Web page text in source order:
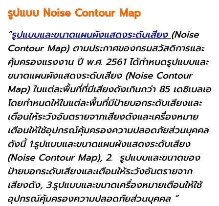
รูปแบบ Noise Contour Map
“รูปแบบและขนาดแผนผังแสดงระดับเสียง (Noise
Contour Map) ตามประกาศของกรมสวัสดิการและ
คุ้มครองแรงงาน ปี พ.ศ. 2561 ได้กำหนดรูปแบบและ
ขนาดแผนผังแสดงระดับเสียง (Noise Contour
Map) ในแต่ละพื้นที่ที่มีเสียงดังเกินกว่า 85 เดซิเบลเอ
โดยกำหนดให้ในแต่ละพื้นที่มีป้ายบอกระดับเสียงและ
เตือนให้ระวังอันตรายจากเสียงดังและเครื่องหมาย
เตือนให้ใช้อุปกรณ์คุ้มครองความปลอดภัยส่วนบุคคล
ดังนี้ 1.รูปแบบและขนาดแผนผังแสดงระดับเสียง
(Noise Contour Map), 2. รูปแบบและขนาดของ
ป้ายบอกระดับเสียงและเตือนให้ระวังอันตรายจาก
เสียงดัง, 3.รูปแบบและขนาดเครื่องหมายเตือนให้ใช้
อุปกรณ์คุ้มครองความปลอดภัยส่วนบุคคล ”